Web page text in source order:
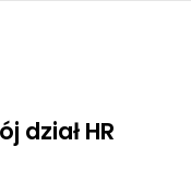
dział HR